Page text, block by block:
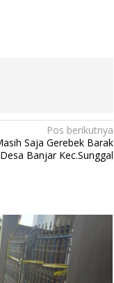
Pos berikutnya
Saja Gerebek Barak
Banjar Kec.Sunggal